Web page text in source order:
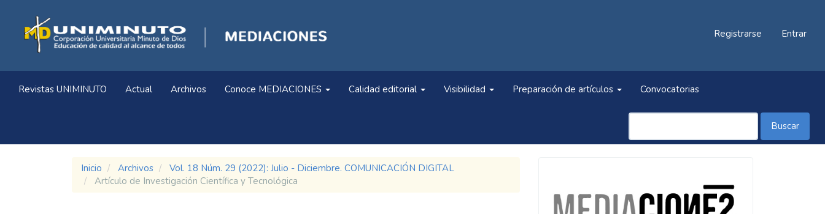
principal
Contenido
principal
Barra
lateral
Registrarse Entrar
Revistas UNIMINUTO Actual Archivos Conoce MEDIACIONES Calidad editorial Visibilidad Preparación de artículos Convocatorias
Buscar
Inicio Archivos
Vol. 18 Núm. 29 (2022): Julio - Diciembre. COMUNICACIÓN DIGITAL
Artículo de Investigación Científica y Tecnológica